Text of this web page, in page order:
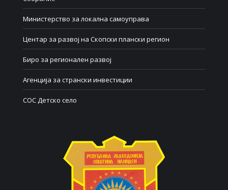
Министерство за локална самоуправа
Центар за развој на Скопски плански регион
Биро за регионален развој
Агенција за странски инвестиции
СОС Детско село